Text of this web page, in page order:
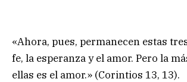
«Ahora, pues, permanecen estas
fe, la esperanza y el amor. Pero la
ellas es el amor.» (Corintios 13, 13).